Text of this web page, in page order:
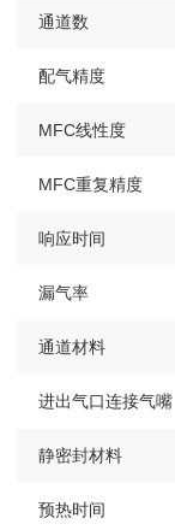
通道数
配气精度
MFC线性度
MFC重复精度
响应时间
漏气率
通道材料
进出气口连接气嘴
静密封材料
预热时间